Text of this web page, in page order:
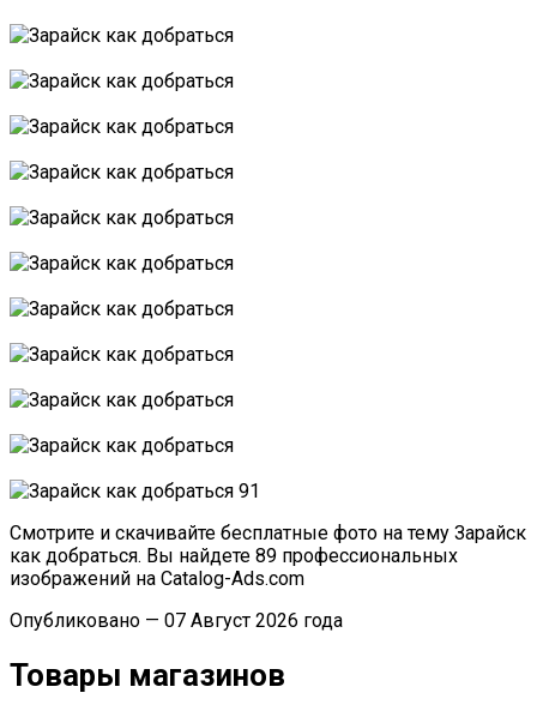
Смотрите и скачивайте бесплатные фото на тему Зарайск
как добраться. Вы найдете 89 профессиональных
изображений на Catalog-Ads.com
Опубликовано — 07 Август 2026 года
Товары магазинов